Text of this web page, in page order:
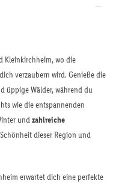
Kleinkirchheim, wo die
verzaubern wird. Genieße die
üppige Wälder, während du
wie die entspannenden
undzahlreiche
dieser Region und
erwartet dich eine perfekte